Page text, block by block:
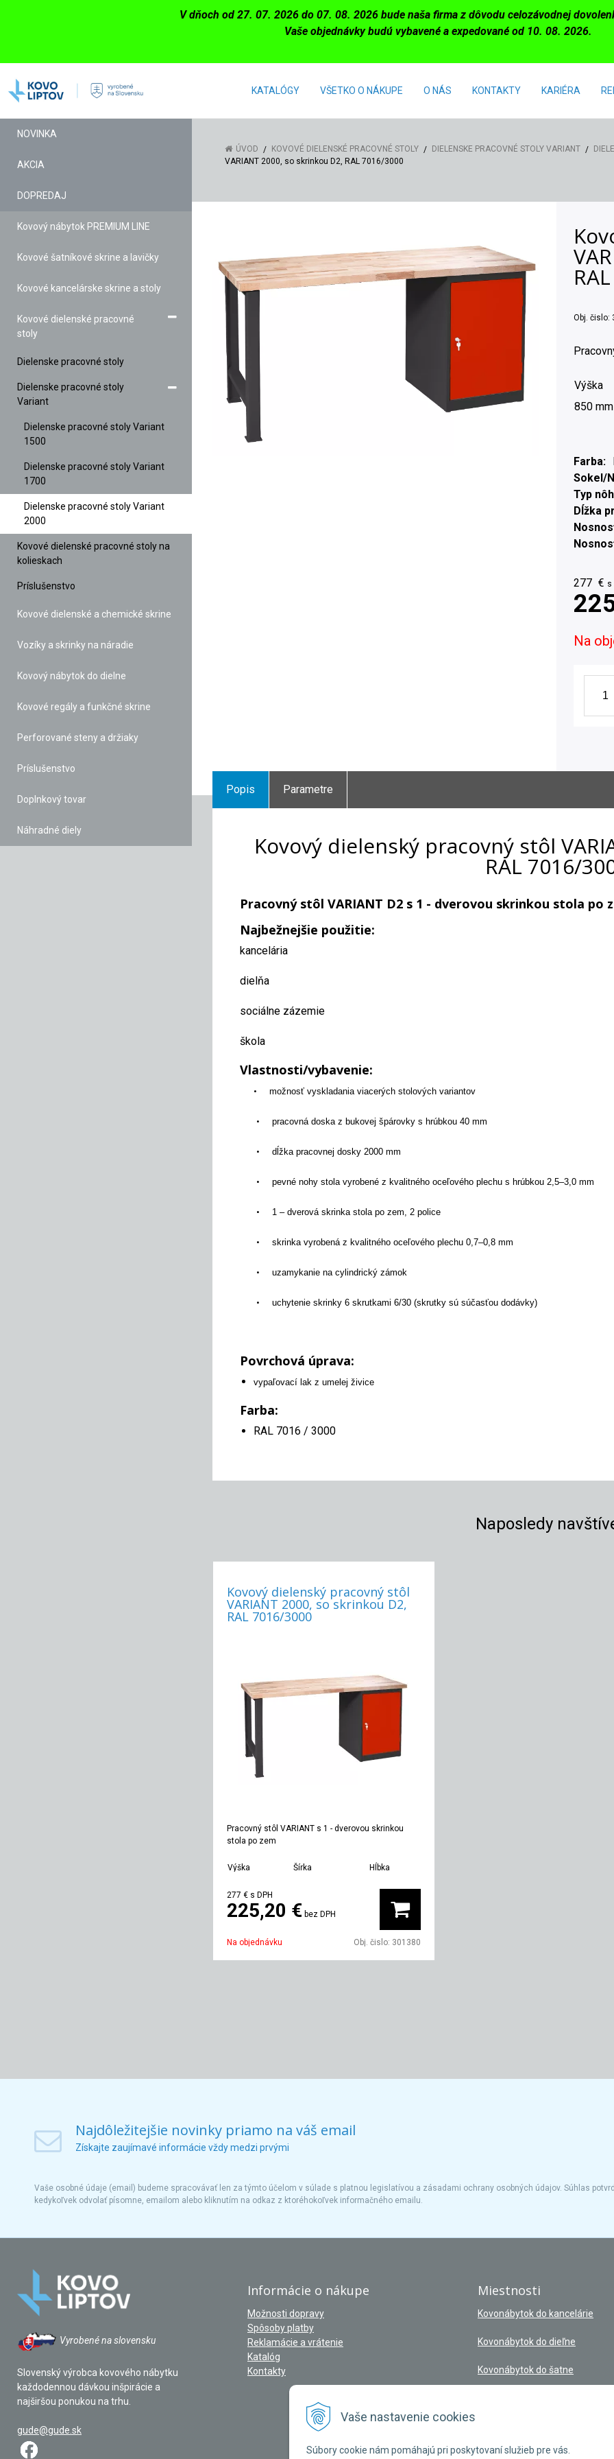
Vaše nastavenie cookies
Súbory cookie nám pomáhajú pri poskytovaní služieb pre vás.
V dňoch od 27. 07. 2026 do 07. 08. 2026 bude naša firma z dôvodu celozávodnej
Vaše objednávky budú vybavené a expedované od 10. 08. 2026.
KATALÓGY VŠETKO O NÁKUPE O NÁS KONTAKTY KARIÉRA
NOVINKA
AKCIA
DOPREDAJ
Kovový nábytok PREMIUM LINE
Kovové šatníkové skrine a lavičky
Kovové kancelárske skrine a stoly
Kovové dielenské pracovné
stoly
Dielenske pracovné stoly
Dielenske pracovné stoly
Variant
Dielenske pracovné stoly Variant
1500
Dielenske pracovné stoly Variant
1700
Dielenske pracovné stoly Variant
2000
Kovové dielenské pracovné stoly na
kolieskach
Príslušenstvo
Kovové dielenské a chemické skrine
Vozíky a skrinky na náradie
Kovový nábytok do dielne
Kovové regály a funkčné skrine
Perforované steny a držiaky
Príslušenstvo
Doplnkový tovar
Náhradné diely
ÚVOD KOVOVÉ DIELENSKÉ PRACOVNÉ STOLY DIELENSKE PRACOVNÉ STOLY VARIANT
VARIANT 2000, so skrinkou D2, RAL 7016/3000
Obj. čislo:
Výška
850 mm
Farba
Sokel/
Typ nôh
Dĺžka
277 € s
Na
Popis Parametre
Kovový dielenský pracovný stôl
RAL 7016/
Pracovný stôl VARIANT D2 s 1 - dverovou skrinkou stola po
Najbežnejšie použitie:
kancelária
dielňa
sociálne zázemie
škola
Vlastnosti/vybavenie:
• možnosť vyskladania viacerých stolových variantov
• pracovná doska z bukovej špárovky s hrúbkou 40 mm
• dĺžka pracovnej dosky 2000 mm
• pevné nohy stola vyrobené z kvalitného oceľového plechu s hrúbkou 2,5–3,0 mm
• 1 – dverová skrinka stola po zem, 2 police
• skrinka vyrobená z kvalitného oceľového plechu 0,7–0,8 mm
• uzamykanie na cylindrický zámok
• uchytenie skrinky 6 skrutkami 6/30 (skrutky sú súčasťou dodávky)
Povrchová úprava:
vypaľovací lak z umelej živice
Farba:
RAL 7016 / 3000
Naposledy
Kovový dielenský pracovný stôl
VARIANT 2000, so skrinkou D2,
RAL 7016/3000
Pracovný stôl VARIANT s 1 - dverovou skrinkou
stola po zem
Výška Šírka Hĺbka
277 € s DPH
225,20 € bez DPH
Na objednávku Obj. čislo: 301380
Najdôležitejšie novinky priamo na váš email
Získajte zaujímavé informácie vždy medzi prvými
Vaše osobné údaje (email) budeme spracovávať len za týmto účelom v súlade s platnou legislatívou a zásadami ochrany osobných údajov. Súhlas
kedykoľvek odvolať písomne, emailom alebo kliknutím na odkaz z ktoréhokoľvek informačného emailu.
Vyrobené na slovensku
Slovenský výrobca kovového nábytku
každodennou dávkou inšpirácie a
najširšou ponukou na trhu.
gude@gude.sk
Informácie o nákupe
Možnosti dopravy
Spôsoby platby
Reklamácie a vrátenie
Katalóg
Kontakty
Miestnosti
Kovonábytok do kancelárie
Kovonábytok do dieľne
Kovonábytok do šatne